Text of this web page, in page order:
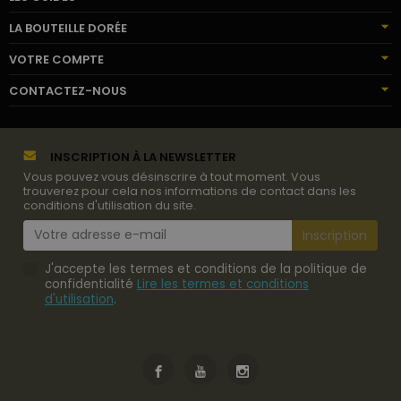
LA BOUTEILLE DORÉE
VOTRE COMPTE
CONTACTEZ-NOUS
INSCRIPTION À LA NEWSLETTER
Vous pouvez vous désinscrire à tout moment. Vous
trouverez pour cela nos informations de contact dans les
conditions d'utilisation du site.
J'accepte les termes et conditions de la politique de
confidentialité Lire les termes et conditions
d'utilisation.